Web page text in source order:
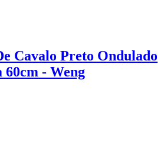
Cavalo Preto Ondulado
- Weng